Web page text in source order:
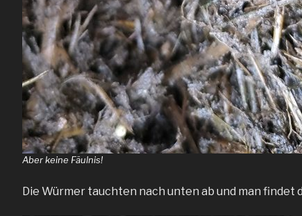
Aber keine Fäulnis!
Die Würmer tauchten nach unten ab und man findet